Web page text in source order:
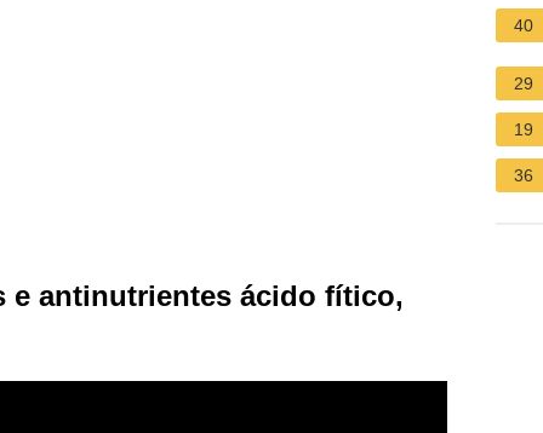
e antinutrientes ácido fítico,
40
29
19
36